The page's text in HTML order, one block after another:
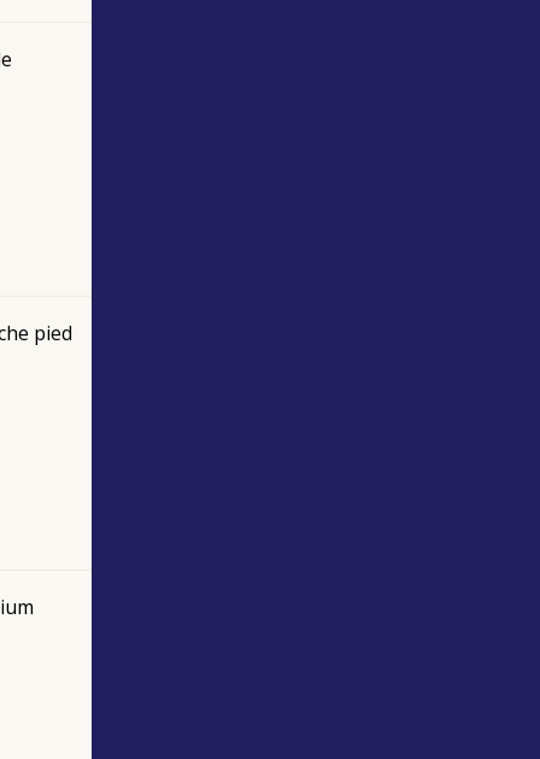
pied